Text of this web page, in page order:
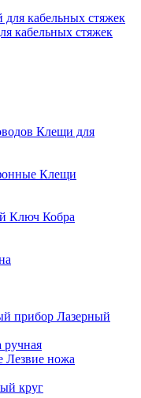
кабельных стяжек
Клещи для
Клещи
Ключ Кобра
Лазерный
ручная
Лезвие ножа
круг